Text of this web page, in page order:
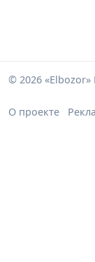
© 2026
О проекте